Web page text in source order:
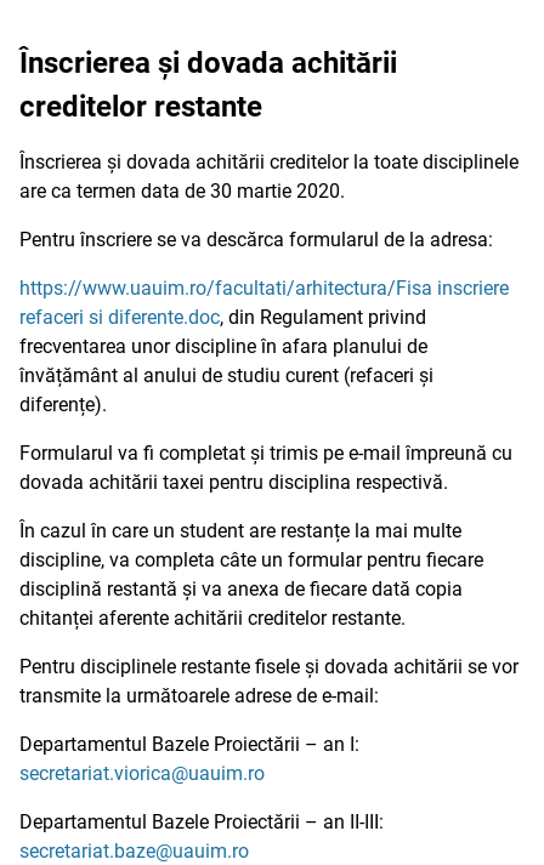
Înscrierea și dovada achitării
creditelor restante
Înscrierea și dovada achitării creditelor la toate disciplinele
are ca termen data de 30 martie 2020.
Pentru înscriere se va descărca formularul de la adresa:
https://www.uauim.ro/facultati/arhitectura/Fisa inscriere
refaceri si diferente.doc, din Regulament privind
frecventarea unor discipline în afara planului de
învățământ al anului de studiu curent (refaceri și
diferențe).
Formularul va fi completat și trimis pe e-mail împreună cu
dovada achitării taxei pentru disciplina respectivă.
În cazul în care un student are restanțe la mai multe
discipline, va completa câte un formular pentru fiecare
disciplină restantă și va anexa de fiecare dată copia
chitanței aferente achitării creditelor restante.
Pentru disciplinele restante fisele și dovada achitării se vor
transmite la următoarele adrese de e-mail:
Departamentul Bazele Proiectării – an I:
secretariat.viorica@uauim.ro
Departamentul Bazele Proiectării – an II-III:
secretariat.baze@uauim.ro